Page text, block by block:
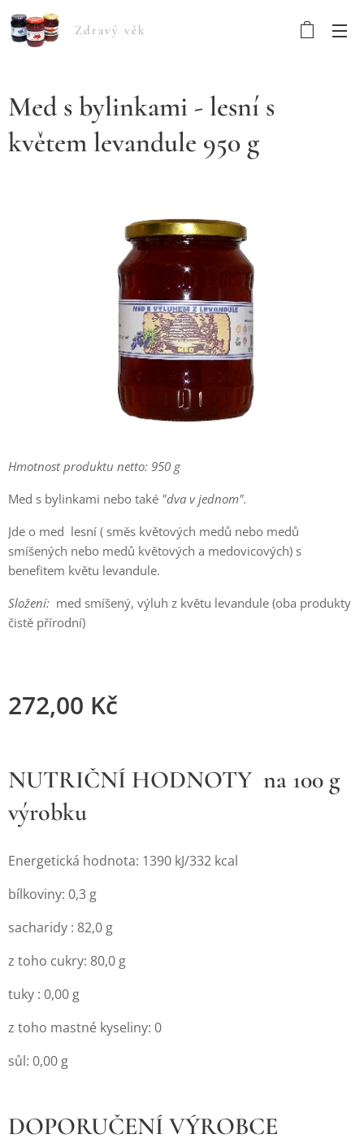
Zdravý věk
Med s bylinkami - lesní s
květem levandule 950 g
Hmotnost produktu netto: 950 g
Med s bylinkami nebo také "dva v jednom".
Jde o med lesní ( směs květových medů nebo medů
smíšených nebo medů květových a medovicových) s
benefitem květu levandule.
Složení: med smíšený, výluh z květu levandule (oba produkty
čistě přírodní)
272,00 Kč
NUTRIČNÍ HODNOTY na 100 g
výrobku
Energetická hodnota: 1390 kJ/332 kcal
bílkoviny: 0,3 g
sacharidy : 82,0 g
z toho cukry: 80,0 g
tuky : 0,00 g
z toho mastné kyseliny: 0
sůl: 0,00 g
DOPORUČENÍ VÝROBCE